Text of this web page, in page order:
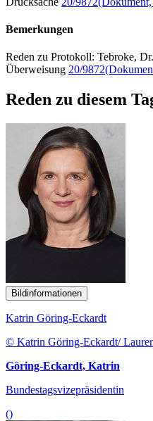
Bemerkungen
Reden zu Protokoll: Tebroke,
Überweisung 20/9872
Reden zu diesem
Bildinformationen
Katrin Göring-Eckardt
© Katrin Göring-Eckardt/
Göring-Eckardt, Katrin
Bundestagsvizepräsidentin
()